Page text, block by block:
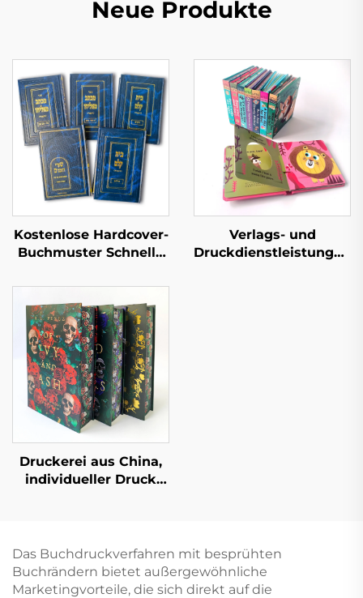
Neue Produkte
Kostenlose Hardcover-
Buchmuster Schnelle
Buchdruck
Kundenspezifischer
Hardcover-Buch-Set-
Druck
Verlags- und
Druckdienstleistungen
Druckerei aus China,
individueller Druck
umweltfreundlicher
Druck mit
Schutzumschlag
Das Buchdruckverfahren mit besprühten
Buchrändern bietet außergewöhnliche
Marketingvorteile, die sich direkt auf die